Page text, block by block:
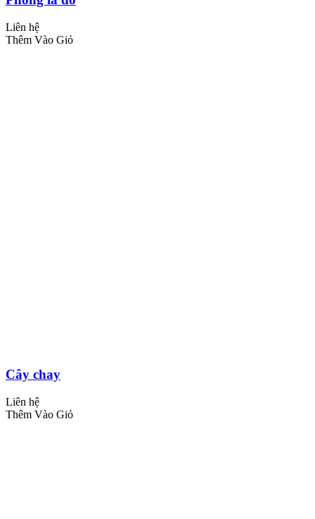
Liên hệ
Thêm Vào Giỏ
Cây chay
Liên hệ
Thêm Vào Giỏ